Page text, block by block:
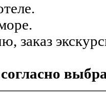
заказ